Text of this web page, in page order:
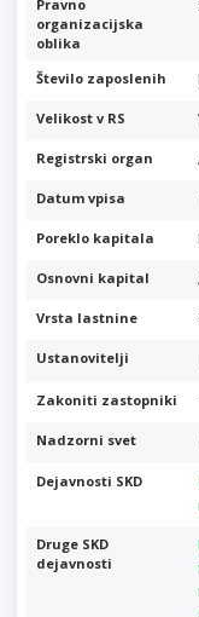
Pravno
organizacijska
oblika
Število zaposlenih
Velikost v RS
Registrski organ
Datum vpisa
Poreklo kapitala
Osnovni kapital
Vrsta lastnine
Ustanovitelji
Zakoniti zastopniki
Nadzorni svet
Dejavnosti SKD
Druge SKD
dejavnosti